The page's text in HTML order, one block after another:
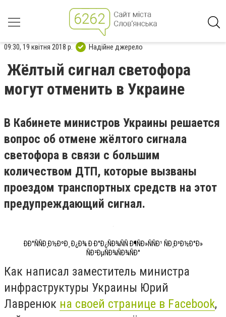
09:30, 19 квітня 2018 р. Надійне джерело
Жёлтый сигнал светофора
могут отменить в Украине
В Кабинете министров Украины решается
вопрос об отмене жёлтого сигнала
светофора в связи с большим
количеством ДТП, которые вызваны
проездом транспортных средств на этот
предупреждающий сигнал.
ÐÐ°ÑÑÐ¸Ð½ÐºÐ¸ Ð¿Ð¾ Ð·Ð°Ð¿ÑÐ¾ÑÑ Ð¶ÑÐ»ÑÑÐ¹ ÑÐ¸Ð³Ð½Ð°Ð»
ÑÐ²ÐµÑÐ¾ÑÐ¾ÑÐ°
Как написал заместитель министра
инфраструктуры Украины Юрий
Лавренюк на своей странице в Facebook,